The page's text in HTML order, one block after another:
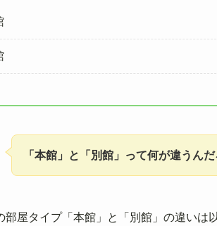
「本館」と「別館」って何が違うんだ
部屋タイプ「本館」と「別館」の違いは